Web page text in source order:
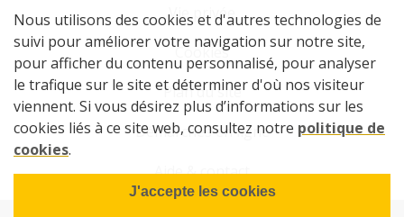
Vie privée
Cookies
Plan du site
Démarches en ligne
Aide & contact